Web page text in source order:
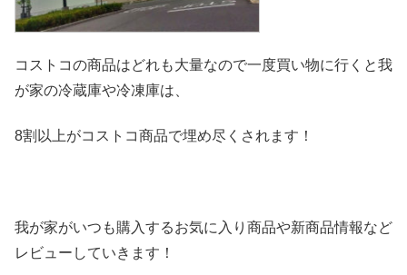
コストコの商品はどれも大量なので一度買い物に行くと我
が家の冷蔵庫や冷凍庫は、
8割以上がコストコ商品で埋め尽くされます！
我が家がいつも購入するお気に入り商品や新商品情報など
レビ ューしていきます！